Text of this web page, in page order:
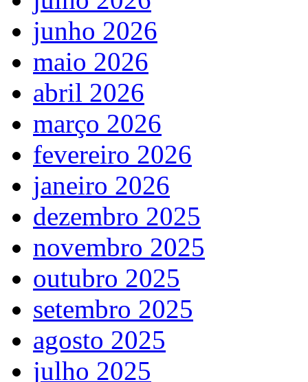
junho 2026
maio 2026
abril 2026
março 2026
fevereiro 2026
janeiro 2026
dezembro 2025
novembro 2025
outubro 2025
setembro 2025
agosto 2025
julho 2025